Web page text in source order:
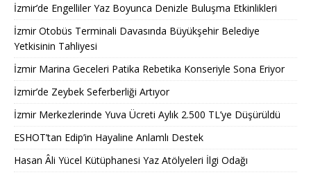
İzmir’de Engelliler Yaz Boyunca Denizle Buluşma Etkinlikleri
İzmir Otobüs Terminali Davasında Büyükşehir Belediye
Yetkisinin Tahliyesi
İzmir Marina Geceleri Patika Rebetika Konseriyle Sona Eriyor
İzmir’de Zeybek Seferberliği Artıyor
İzmir Merkezlerinde Yuva Ücreti Aylık 2.500 TL’ye Düşürüldü
ESHOT’tan Edip’in Hayaline Anlamlı Destek
Hasan Âli Yücel Kütüphanesi Yaz Atölyeleri İlgi Odağı